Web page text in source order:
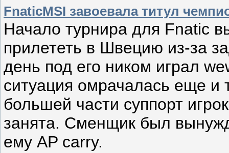
FnaticMSI завоевала титул
Начало турнира для Fnatic
прилететь в Швецию из-за
день под его ником играл
ситуация омрачалась еще и
большей части суппорт
занята. Сменщик был
ему AP carry.